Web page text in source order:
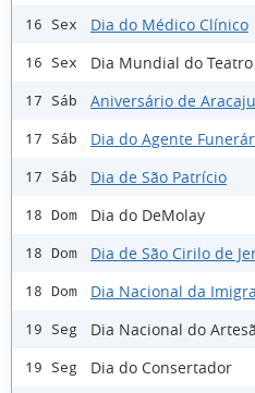
16 Sex Dia do Médico Clínico
16 Sex Dia Mundial do
17 Sáb Aniversário de Aracaju
17 Sáb Dia do Agente
17 Sáb Dia de São Patrício
18 Dom Dia do DeMolay
18 Dom Dia de São Cirilo de
18 Dom Dia Nacional da
19 Seg Dia Nacional do
19 Seg Dia do Consertador